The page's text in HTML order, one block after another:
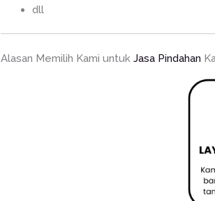
dll
Alasan Memilih Kami untukJasa Pindahan